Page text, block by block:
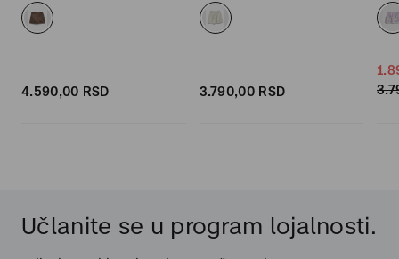
4.590,00 RSD 3.790,00 RSD
Učlanite se u program lojalnosti.